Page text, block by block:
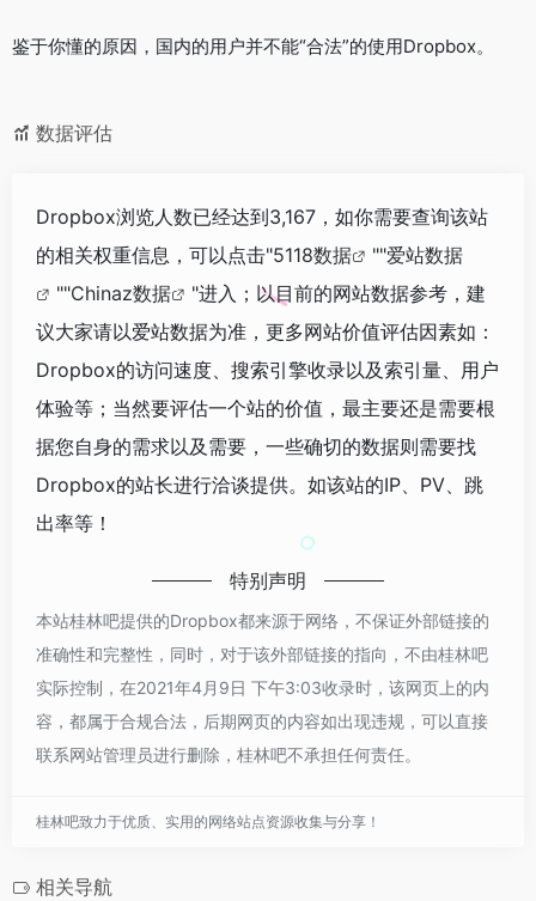
鉴于你懂的原因，国内的用户并不能“合法”的使用Dropbox。
数据评估
Dropbox浏览人数已经达到3,167，如你需要查询该站
的相关权重信息，可以点击"5118数据 ""爱站数据
""Chinaz数据
"进入；以目前的网站数据参考，建
议大家请以爱站数据为准，更多网站价值评估因素如：
Dropbox的访问速度、搜索引擎收录以及索引量、用户
体验等；当然要评估一个站的价值，最主要还是需要根
据您自身的需求以及需要，一些确切的数据则需要找
Dropbox的站长进行洽谈提供。如该站的IP、PV、跳
出率等！
特别声明
本站桂林吧提供的Dropbox都来源于网络，不保证外部链接的
准确性和完整性，同时，对于该外部链接的指向，不由桂林吧
实际控制，在2021年4月9日 下午3:03收录时，该网页上的内
容，都属于合规合法，后期网页的内容如出现违规，可以直接
联系网站管理员进行删除，桂林吧不承担任何责任。
桂林吧致力于优质、实用的网络站点资源收集与分享！
相关导航